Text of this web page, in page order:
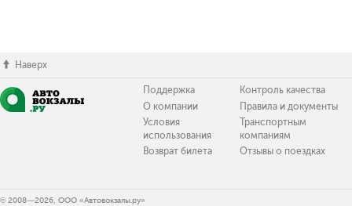
Наверх
Поддержка
О компании
Условия
использования
Возврат билета
Контроль качества
Правила и документы
Транспортным
компаниям
Отзывы о поездках
© 2008—2026, ООО «Автовокзалы.ру»